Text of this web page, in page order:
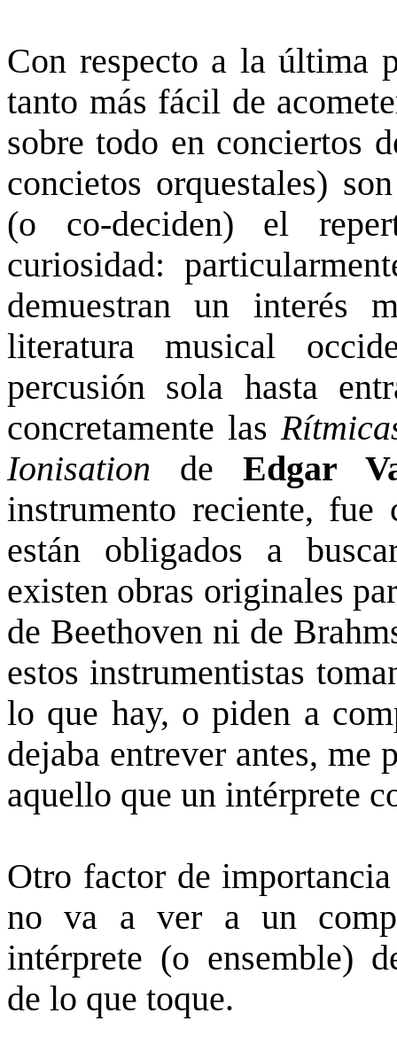
Con respecto a la última
tanto más fácil de
sobre todo en conciertos
concietos orquestales)
(o co-deciden) el
curiosidad:
demuestran un interés
literatura musical
percusión sola hasta
concretamente las
Ionisation de Edgar
instrumento reciente,
están obligados a
existen obras originales
de Beethoven ni de
estos instrumentistas
lo que hay, o piden a
dejaba entrever antes, me
aquello que un intérprete
Otro factor de
no va a ver a un
intérprete (o ensemble)
de lo que toque.